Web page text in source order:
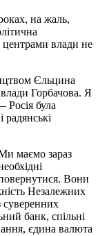
на жаль,
центрами влади не
Єльцина
Горбачова. Я
була
маємо зараз
Вони
Незалежних
суверенних
банк, спільні
єдина валюта